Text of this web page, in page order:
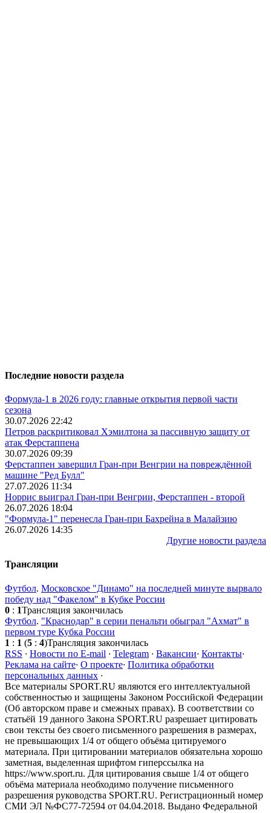
Последние новости раздела
Формула-1 в 2026 году: главные открытия первой части
сезона
30.07.2026 22:42
Петров раскритиковал Хэмилтона за пассивную защиту от
атак Ферстаппена
30.07.2026 09:39
Ферстаппен завершил Гран-при Венгрии на повреждённой
машине "Ред Булл"
27.07.2026 11:34
Норрис выиграл Гран-при Венгрии, Ферстаппен - второй
26.07.2026 18:04
"Формула-1" перенесла Гран-при Бахрейна в Малайзию
26.07.2026 14:35
Другие новости раздела
Трансляции
Футбол. Московское "Динамо" на последней минуте вырвало
победу над "Факелом" в Кубке России
0 : 1Трансляция закончилась
Футбол. "Краснодар" в серии пенальти обыграл "Ахмат" в
первом туре Кубка России
1 : 1 (5 : 4)Трансляция закончилась
RSS · Новости по E-mail · Telegram · Вакансии· Контакты·
Реклама на сайте· О проекте· Политика обработки
персональных данных ·
Все материалы SPORT.RU являются его интеллектуальной
собственностью и защищены Законом Российской Федерации
(Об авторском праве и смежных правах). В соответствии со
статьёй 19 данного Закона SPORT.RU разрешает цитировать
свои тексты без своего письменного разрешения в размерах,
не превышающих 1/4 от общего объёма цитируемого
материала. При цитировании материалов обязательна хорошо
заметная, выделенная шрифтом гиперссылка на
https://www.sport.ru. Для цитирования свыше 1/4 от общего
объёма материала необходимо получение письменного
разрешения руководства SPORT.RU. Регистрационный номер
СМИ ЭЛ №ФС77-72594 от 04.04.2018. Выдано Федеральной